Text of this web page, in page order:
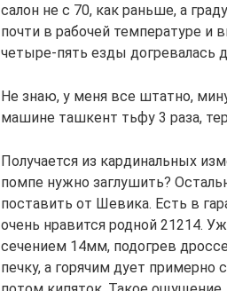
салон не с 70, как раньше, а
почти в рабочей температуре и
четыре-пять езды догревалась
Не знаю, у меня все штатно,
машине ташкент тьфу 3 раза,
Получается из кардинальных
помпе нужно заглушить?
поставить от Шевика. Есть в
очень нравится родной 21214.
сечением 14мм, подогрев
печку, а горячим дует примерно